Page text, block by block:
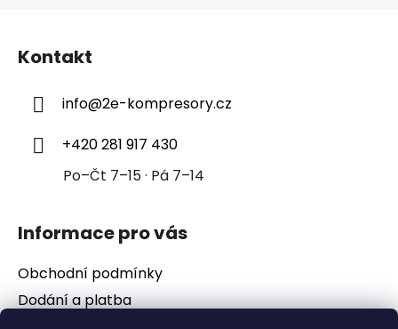
Kontakt
info@2e-kompresory.cz
+420 281 917 430
Po–Čt 7–15 · Pá 7–14
Informace pro vás
Obchodní podmínky
Dodání a platba